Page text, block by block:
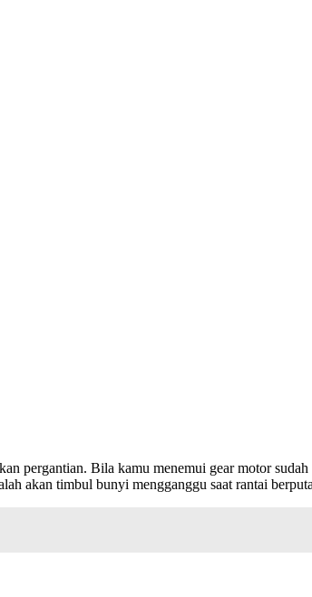
pergantian. Bila kamu menemui gear motor
akan timbul bunyi mengganggu saat rantai